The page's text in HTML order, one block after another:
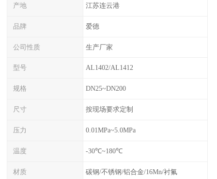
产地 江苏连云港
品牌 爱德
公司性质 生产厂家
型号 AL1402/AL1412
规格 DN25~DN200
尺寸 按现场要求定制
压力 0.01MPa~5.0MPa
温度 -30℃~180℃
材质 碳钢/不锈钢/铝合金/16Mn/衬氟